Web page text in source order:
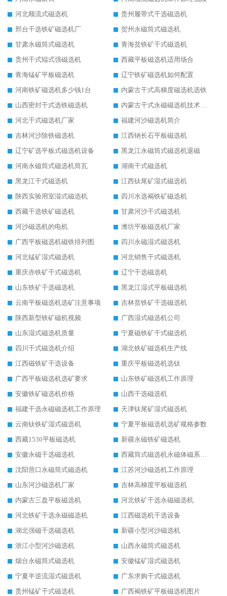
河北顺流式磁选机
贵州履带式干选磁选机
邢台干选铁矿磁选机厂
贺州永磁筒式磁选机
甘肃永磁筒式磁选机
青海贫铁矿干式磁选机
贵州干式辊式强磁选机
西藏平板磁选机适用场合
青海锰矿平板磁选机
辽宁铁矿磁选机如何配置
河南铁矿磁选机多少钱1台
内蒙古干式高梯度磁选机选铁
山西密封干式选铁磁选机
内蒙古干式永磁磁选机技术要求
河北干式磁选机厂家
福建河沙磁选机简介
吉林河沙除铁磁选机
江西钠长石平板磁选机
辽宁矿选平板式磁选机设备
黑龙江永磁筒式磁选机退磁
河南永磁筒式磁选机筒瓦
湖南干式磁选机
黑龙江干式磁选机
江西钛尾矿湿式磁选机
陕西实验用室湿式磁选机
四川水选褐铁矿磁选机
西藏干选铁矿磁选机
甘肃河沙干式磁选机
河沙磁选机的电机
潍坊平板磁选机厂家
广西平板磁选机磁铁排列图
四川永磁湿式磁选机
河北锰矿湿式磁选机
河北销售干式磁选机
重庆赤铁矿干式磁选机
辽宁干选磁选机
山东铁矿干选磁选机
黑龙江湿式平板磁选机
云南平板磁选机选矿注意事项
吉林贫铁矿干选磁选机
陕西新型铁矿磁机视频
广西湿式磁选机公司
山东湿式磁选机质量
宁夏磁铁矿干式磁选机
四川干式磁选机介绍
湖北铁矿磁选机生产线
江西磁铁矿干选设备
重庆平板磁选机选钛
广西平板磁选机选矿要求
山东铁矿磁选机工作原理
安徽铁矿磁选机价格
山西干选磁选机
福建干选永磁磁选机工作原理
天津钛尾矿湿式磁选机
云南钛铁矿湿式磁选机
宁夏平板磁选机选矿规格参数
西藏1530平板磁选机
新疆永磁铁矿磁选机
安徽永磁干选磁选机
西藏筒式磁选机永磁体磁系设计
沈阳营口永磁筒式磁选机
江苏河沙磁选机工作原理
山东河沙磁选机厂家
吉林高梯度平板磁选机
内蒙古三盘平板磁选机
河北铁矿干选永磁磁选机
河北铁矿干选永磁磁选机
江西磁选机干选设备
湖北强磁干选磁选机
新疆小型河沙磁选机
浙江小型河沙磁选机
山西永磁筒式磁选机
烟台永磁筒式磁选机
安徽锰矿湿式磁选机
宁夏半逆流湿式磁选机
广东求购干式磁选机
贵州锰矿干式磁选机
广西褐铁矿平板磁选机图片